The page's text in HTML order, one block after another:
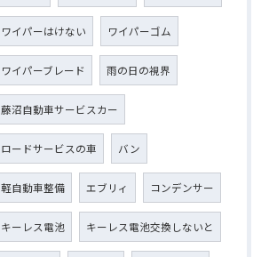
ワイパーはけない ワイパーゴム
ワイパーブレード 雨の日の視界
藤沼自動車サービスカー
ロードサービスの車 バン
軽自動車整備 エブリィ コンデンサー
キーレス電池 キーレス電池交換しないと